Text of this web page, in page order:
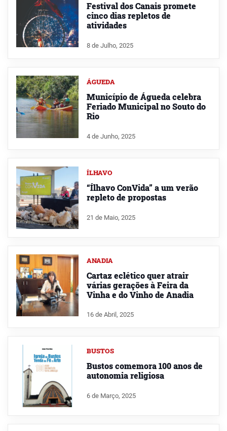
Festival dos Canais promete
cinco dias repletos de
atividades
8 de Julho, 2025
ÁGUEDA
Município de Águeda celebra
Feriado Municipal no Souto do
Rio
4 de Junho, 2025
ÍLHAVO
“Ílhavo ConVida” a um verão
repleto de propostas
21 de Maio, 2025
ANADIA
Cartaz eclético quer atrair
várias gerações à Feira da
Vinha e do Vinho de Anadia
16 de Abril, 2025
BUSTOS
Bustos comemora 100 anos de
autonomia religiosa
6 de Março, 2025